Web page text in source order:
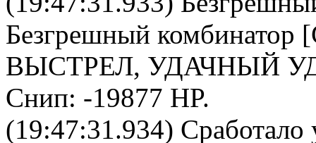
Безгрешный комбинатор
ВЫСТРЕЛ, УДАЧНЫЙ
Снип: -19877 HP.
(19:47:31.934) Сработало